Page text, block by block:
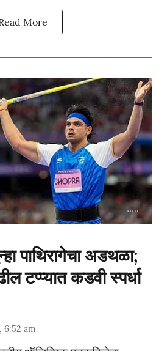
More
पाथिरागेचा अडथळा;
टप्प्यात कडवी स्पर्धा
6:52 am